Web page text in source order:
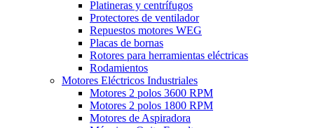
Platineras y centrífugos
Protectores de ventilador
Repuestos motores WEG
Placas de bornas
Rotores para herramientas eléctricas
Rodamientos
Motores Eléctricos Industriales
Motores 2 polos 3600 RPM
Motores 2 polos 1800 RPM
Motores de Aspiradora